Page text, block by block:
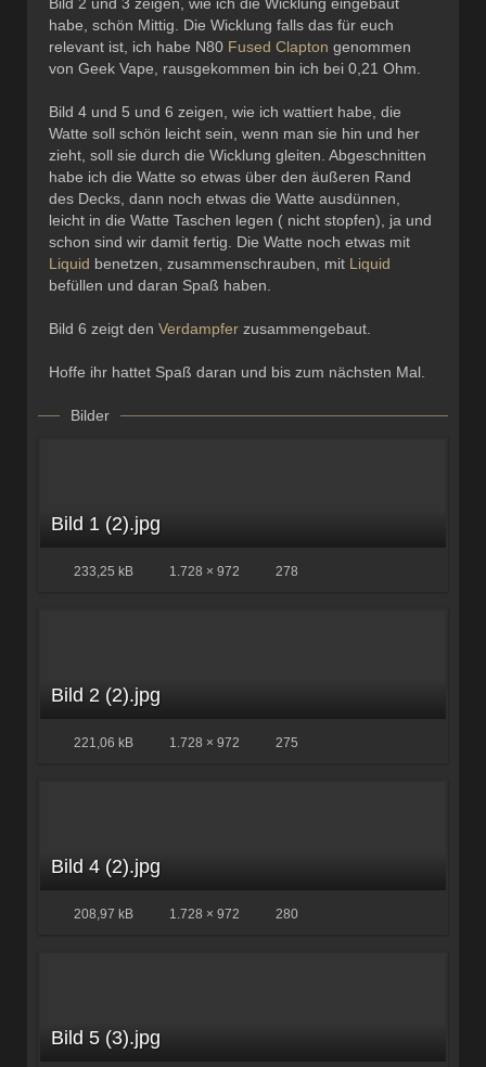
habe, schön Mittig. Die Wicklung falls das für euch
relevant ist, ich habe N80 Fused Clapton genommen
von Geek Vape, rausgekommen bin ich bei 0,21 Ohm.
Bild 4 und 5 und 6 zeigen, wie ich wattiert habe, die
Watte soll schön leicht sein, wenn man sie hin und her
zieht, soll sie durch die Wicklung gleiten. Abgeschnitten
habe ich die Watte so etwas über den äußeren Rand
des Decks, dann noch etwas die Watte ausdünnen,
leicht in die Watte Taschen legen ( nicht stopfen), ja und
schon sind wir damit fertig. Die Watte noch etwas mit
Liquid benetzen, zusammenschrauben, mit Liquid
befüllen und daran Spaß haben.
Bild 6 zeigt den Verdampfer zusammengebaut.
Hoffe ihr hattet Spaß daran und bis zum nächsten Mal.
Bilder
Bild 1 (2).jpg
233,25 kB 1.728 × 972 278
Bild 2 (2).jpg
221,06 kB 1.728 × 972 275
Bild 4 (2).jpg
208,97 kB 1.728 × 972 280
Bild 5 (3).jpg